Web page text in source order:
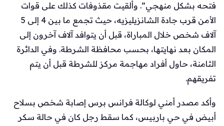
فتحه بشكل منهجي”. وألقيت مقذوفات كذلك على قوات
الأمن قرب جادة الشانزيليزيه، حيث تجمع ما بين 4 إلى 5
آلاف شخص خلال المباراة، قبل أن يتوافد آلاف آخرون إلى
المكان بعد نهايتها، بحسب محافظة الشرطة. وفي الدائرة
الثامنة، حاول أفراد مهاجمة مركز للشرطة قبل أن يتم
تفريقهم.
وأكد مصدر أمني لوكالة فرانس برس إصابة شخص بسلاح
أبيض في حي باربيس، كما سقط رجل كان في حالة سكر